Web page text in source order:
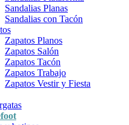
Sandalias Planas
Sandalias con Tacón
Zapatos Planos
Zapatos Salón
Zapatos Tacón
Zapatos Trabajo
Zapatos Vestir y Fiesta